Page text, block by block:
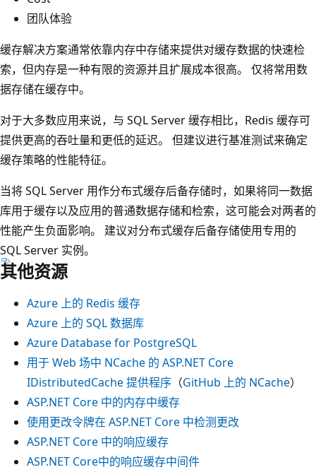
团队体验
缓存解决方案通常依靠内存中存储来提供对缓存数据的快速检
索，但内存是一种有限的资源并且扩展成本很高。 仅将常用数
据存储在缓存中。
对于大多数应用来说，与 SQL Server 缓存相比，Redis 缓存可
提供更高的吞吐量和更低的延迟。 但建议进行基准测试来确定
缓存策略的性能特征。
当将 SQL Server 用作分布式缓存后备存储时，如果将同一数据
库用于缓存以及应用的普通数据存储和检索，这可能会对两者的
性能产生负面影响。 建议对分布式缓存后备存储使用专用的
SQL Server 实例。
其他资源
Azure 上的 Redis 缓存
Azure 上的 SQL 数据库
Azure Database for PostgreSQL
用于 Web 场中 NCache 的 ASP.NET Core
IDistributedCache 提供程序 （GitHub 上的 NCache）
ASP.NET Core 中的内存中缓存
使用更改令牌在 ASP.NET Core 中检测更改
ASP.NET Core 中的响应缓存
ASP.NET Core中的响应缓存中间件